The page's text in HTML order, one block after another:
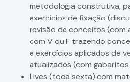
metodologia construtiva,
exercícios de fixação
revisão de conceitos (com
com V ou F trazendo
e exercícios aplicados de
atualizados (com
Lives (toda sexta) com